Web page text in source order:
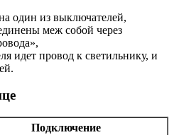
один из выключателей,
меж собой через
идет провод к светильнику, и
Подключение